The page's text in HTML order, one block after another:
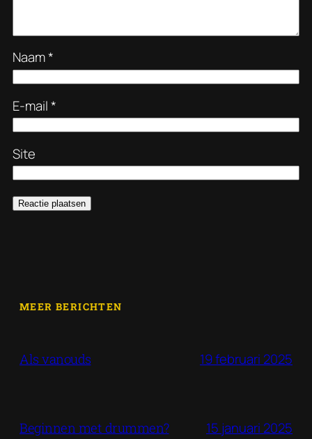
Naam*
E-mail*
Site
MEER BERICHTEN
Als vanouds 19 februari 2025
Beginnen met drummen? 15 januari 2025